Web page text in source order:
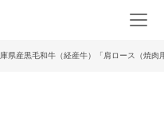
庫県産黒毛和牛（経産牛）「肩ロース（焼